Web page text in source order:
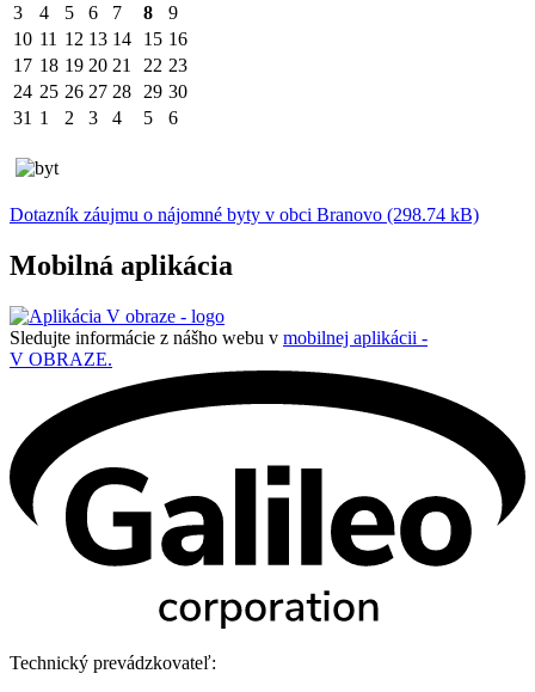
3
4 5 6 7 8
9
10 11 12 13 14 15 16
17 18 19 20 21 22 23
24 25 26 27 28 29 30
31 1 2 3 4 5 6
Dotazník záujmu o nájomné byty v obci Branovo (298.74 kB)
Mobilná aplikácia
Sledujte informácie z nášho webu v mobilnej aplikácii -
V OBRAZE.
Technický prevádzkovateľ: